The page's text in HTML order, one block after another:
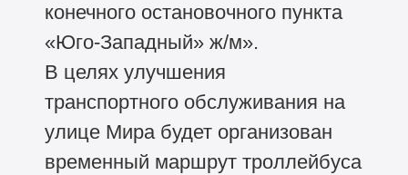
конечного остановочного пункта
«Юго-Западный» ж/м».
В целях улучшения
транспортного обслуживания на
улице Мира будет организован
временный маршрут троллейбуса